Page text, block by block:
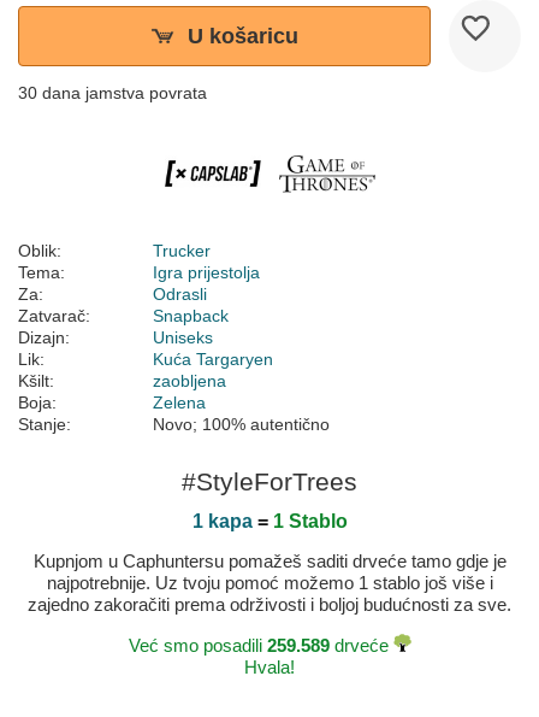
U košaricu
30 dana jamstva povrata
Oblik:
Trucker
Tema:
Igra prijestolja
Za:
Odrasli
Zatvarač:
Snapback
Dizajn:
Uniseks
Lik:
Kuća Targaryen
Kšilt:
zaobljena
Boja:
Zelena
Stanje:
Novo; 100% autentično
#StyleForTrees
1 kapa= 1 Stablo
Kupnjom u Caphuntersu pomažeš saditi drveće tamo gdje je
najpotrebnije. Uz tvoju pomoć možemo 1 stablo još više i
zajedno zakoračiti prema održivosti i boljoj budućnosti za sve.
Već smo posadili 259.589drveće
Hvala!